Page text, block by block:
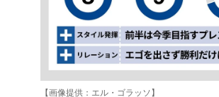
【画像提供：エル・ゴラッソ】